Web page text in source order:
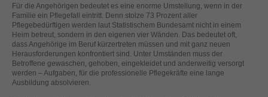
Für die Angehörigen bedeutet es eine enorme Umstellung, wenn in der
Familie ein Pflegefall eintritt. Denn stolze 73 Prozent aller
Pflegebedürftigen werden laut Statistischem Bundesamt nicht in einem
Heim betreut, sondern in den eigenen vier Wänden. Das bedeutet oft,
dass Angehörige im Beruf kürzertreten müssen und mit ganz neuen
Herausforderungen konfrontiert sind. Unter Umständen muss der
Betroffene gewaschen, gehoben, eingekleidet und anderweitig versorgt
werden – Aufgaben, für die professionelle Pflegekräfte eine lange
Ausbildung absolvieren.
helfen, diese Website und Ihre Erfahrung zu verbessern.
Personenbezogene Daten können verarbeitet werden (z. B. IP-
Adressen), z. B. für personalisierte Anzeigen und Inhalte oder
Anzeigen- und Inhaltsmessung. Weitere Informationen über die
Verwendung Ihrer Daten finden Sie in unserer
Datenschutzerklärung.
Hier finden Sie eine Übersicht über alle verwendeten Cookies. Sie
können Ihre Einwilligung zu ganzen Kategorien geben oder sich